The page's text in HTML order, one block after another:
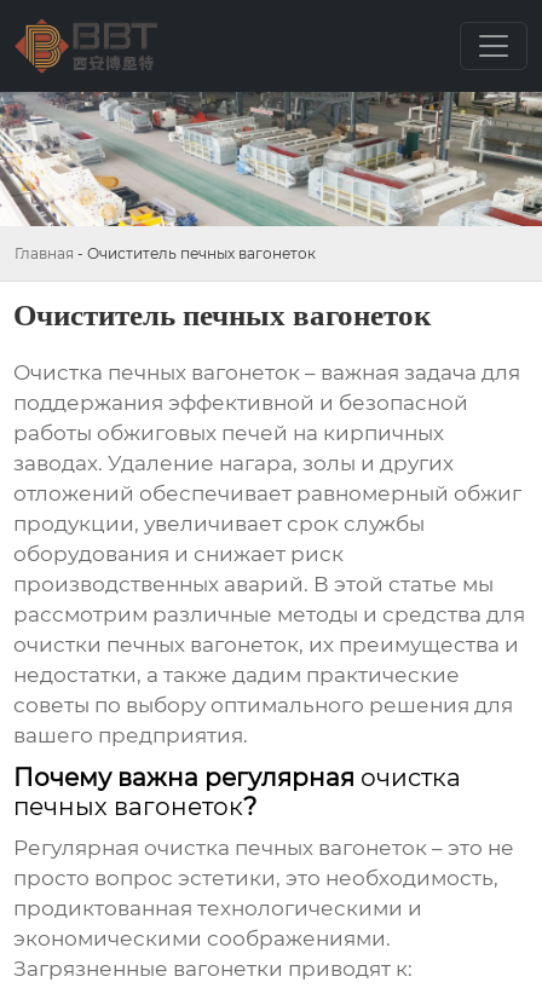
Главная - Очиститель печных вагонеток
Очиститель печных вагонеток
Очистка печных вагонеток – важная задача для
поддержания эффективной и безопасной
работы обжиговых печей на кирпичных
заводах. Удаление нагара, золы и других
отложений обеспечивает равномерный обжиг
продукции, увеличивает срок службы
оборудования и снижает риск
производственных аварий. В этой статье мы
рассмотрим различные методы и средства для
очистки печных вагонеток, их преимущества и
недостатки, а также дадим практические
советы по выбору оптимального решения для
вашего предприятия.
Почему важна регулярная очистка
печных вагонеток?
Регулярная очистка печных вагонеток – это не
просто вопрос эстетики, это необходимость,
продиктованная технологическими и
экономическими соображениями.
Загрязненные вагонетки приводят к: